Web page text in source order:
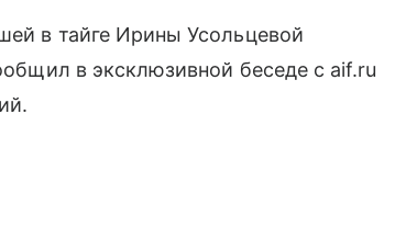
в тайге Ирины Усольцевой
в эксклюзивной беседе с aif.ru